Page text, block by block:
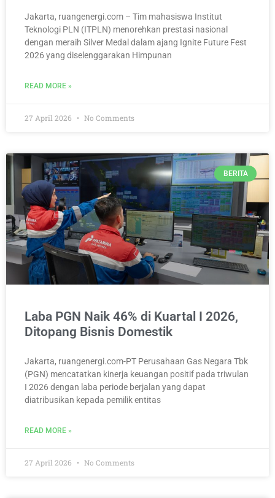
Jakarta, ruangenergi.com – Tim mahasiswa Institut
Teknologi PLN (ITPLN) menorehkan prestasi nasional
dengan meraih Silver Medal dalam ajang Ignite Future Fest
2026 yang diselenggarakan Himpunan
READ MORE »
27 April 2026 No Comments
BERITA
Laba PGN Naik 46% di Kuartal I 2026,
Ditopang Bisnis Domestik
Jakarta, ruangenergi.com-PT Perusahaan Gas Negara Tbk
(PGN) mencatatkan kinerja keuangan positif pada triwulan
I 2026 dengan laba periode berjalan yang dapat
diatribusikan kepada pemilik entitas
READ MORE »
27 April 2026 No Comments